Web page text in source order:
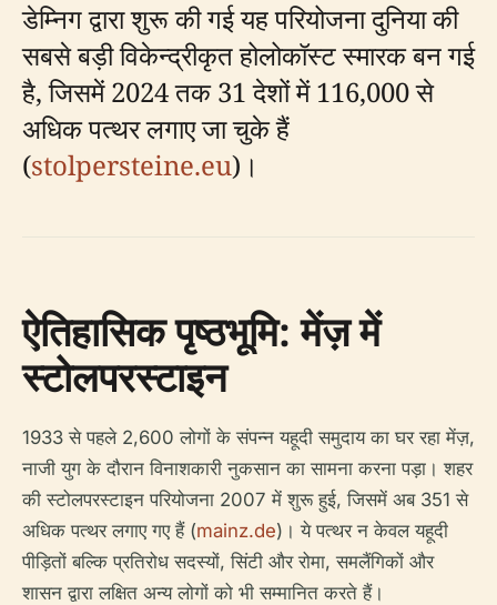
डेम्निग द्वारा शुरू की गई यह परियोजना दुनिया की
सबसे बड़ी विकेन्द्रीकृत होलोकॉस्ट स्मारक बन गई
है, जिसमें 2024 तक 31 देशों में 116,000 से
अधिक पत्थर लगाए जा चुके हैं
(stolpersteine.eu)।
ऐतिहासिक पृष्ठभूमि: मेंज़ में
स्टोलपरस्टाइन
1933 से पहले 2,600 लोगों के संपन्न यहूदी समुदाय का घर रहा मेंज़,
नाजी युग के दौरान विनाशकारी नुकसान का सामना करना पड़ा। शहर
की स्टोलपरस्टाइन परियोजना 2007 में शुरू हुई, जिसमें अब 351 से
अधिक पत्थर लगाए गए हैं (mainz.de)। ये पत्थर न केवल यहूदी
पीड़ितों बल्कि प्रतिरोध सदस्यों, सिंटी और रोमा, समलैंगिकों और
शासन द्वारा लक्षित अन्य लोगों को भी सम्मानित करते हैं।